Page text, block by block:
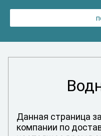
Данная страница
компании по